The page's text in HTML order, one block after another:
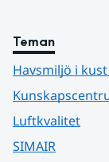
Teman
Havsmiljö i
Luftkvalitet
SIMAIR